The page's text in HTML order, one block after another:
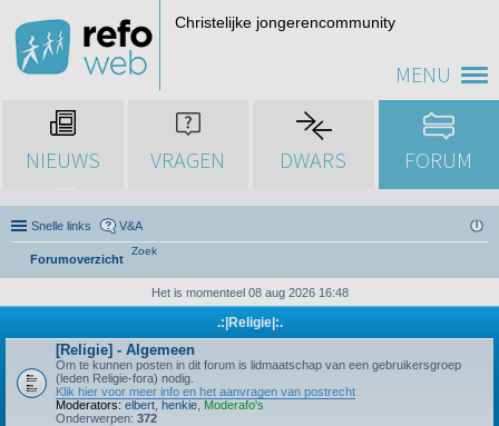
MENU
Christelijke jongerencommunity
NIEUWS VRAGEN DWARS FORUM
Snelle links V&A
Forumoverzicht
Zoek
Het is momenteel 08 aug 2026 16:48
.:|Religie|:.
[Religie] - Algemeen
Om te kunnen posten in dit forum is lidmaatschap van een gebruikersgroep
(leden Religie-fora) nodig.
Klik hier voor meer info en het aanvragen van postrecht
Moderators: elbert henkie Moderafo's
Onderwerpen: 372